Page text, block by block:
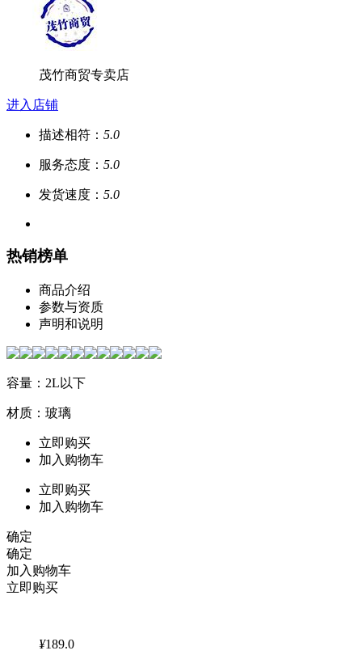
茂竹商贸专卖店
进入店铺
描述相符： 5.0
服务态度： 5.0
发货速度： 5.0
热销榜单
商品介绍
参数与资质
声明和说明
容量：2L以下
材质：玻璃
立即购买
加入购物车
立即购买
加入购物车
确定
确定
加入购物车
立即购买
¥189.0